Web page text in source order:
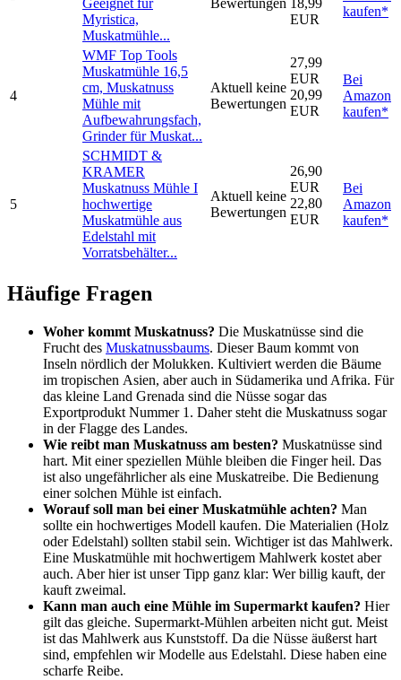
Geeignet für
Myristica,
Muskatmühle...
Bewertungen 18,99
EUR
kaufen*
4
WMF Top Tools
Muskatmühle 16,5
cm, Muskatnuss
Mühle mit
Aufbewahrungsfach,
Grinder für Muskat...
Aktuell keine
Bewertungen
27,99
EUR
20,99
EUR
Bei
Amazon
kaufen*
5
SCHMIDT &
KRAMER
Muskatnuss Mühle I
hochwertige
Muskatmühle aus
Edelstahl mit
Vorratsbehälter...
Aktuell keine
Bewertungen
26,90
EUR
22,80
EUR
Bei
Amazon
kaufen*
Häufige Fragen
Woher kommt Muskatnuss? Die Muskatnüsse sind die
Frucht des Muskatnussbaums. Dieser Baum kommt von
Inseln nördlich der Molukken. Kultiviert werden die Bäume
im tropischen Asien, aber auch in Südamerika und Afrika. Für
das kleine Land Grenada sind die Nüsse sogar das
Exportprodukt Nummer 1. Daher steht die Muskatnuss sogar
in der Flagge des Landes.
Wie reibt man Muskatnuss am besten? Muskatnüsse sind
hart. Mit einer speziellen Mühle bleiben die Finger heil. Das
ist also ungefährlicher als eine Muskatreibe. Die Bedienung
einer solchen Mühle ist einfach.
Worauf soll man bei einer Muskatmühle achten? Man
sollte ein hochwertiges Modell kaufen. Die Materialien (Holz
oder Edelstahl) sollten stabil sein. Wichtiger ist das Mahlwerk.
Eine Muskatmühle mit hochwertigem Mahlwerk kostet aber
auch. Aber hier ist unser Tipp ganz klar: Wer billig kauft, der
kauft zweimal.
Kann man auch eine Mühle im Supermarkt kaufen? Hier
gilt das gleiche. Supermarkt-Mühlen arbeiten nicht gut. Meist
ist das Mahlwerk aus Kunststoff. Da die Nüsse äußerst hart
sind, empfehlen wir Modelle aus Edelstahl. Diese haben eine
scharfe Reibe.